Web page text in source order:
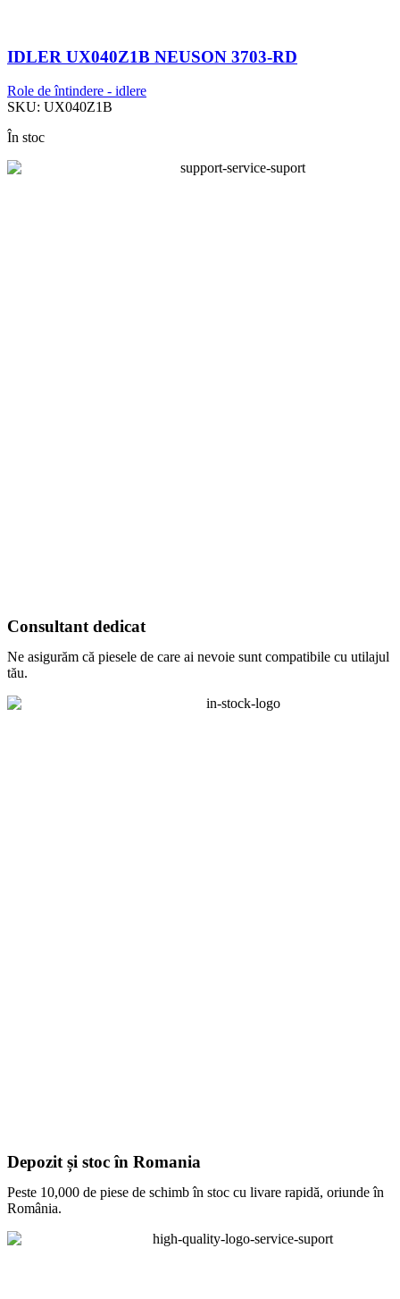
IDLER UX040Z1B NEUSON 3703-RD
Role de întindere - idlere
SKU: UX040Z1B
În stoc
Consultant dedicat
Ne asigurăm că piesele de care ai nevoie sunt compatibile cu utilajul
tău.
Depozit și stoc în Romania
Peste 10,000 de piese de schimb în stoc cu livare rapidă, oriunde în
România.